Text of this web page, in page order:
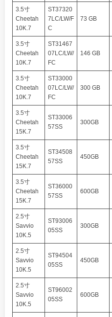
3.5寸
Cheetah
10K.7
ST37320
7LC/LW/F
C
73 GB
3.5寸
Cheetah
10K.7
ST31467
07LC/LW/
FC
146 GB
3.5寸
Cheetah
10K.7
ST33000
07LC/LW/
FC
300 GB
3.5寸
Cheetah
15K.7
ST33006
57SS
300GB
3.5寸
Cheetah
15K.7
ST34508
57SS
450GB
3.5寸
Cheetah
15K.7
ST36000
57SS
600GB
2.5寸
Savvio
10K.5
ST93006
05SS
300GB
2.5寸
Savvio
10K.5
ST94504
05SS
450GB
2.5寸
Savvio
10K.5
ST96002
05SS
600GB